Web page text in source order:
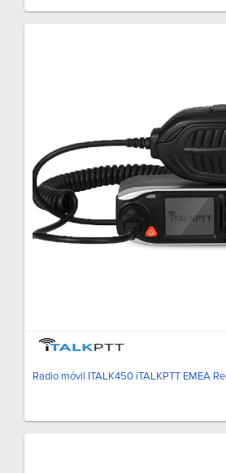
Radio móvil ITALK450 iTALKPTT EMEA